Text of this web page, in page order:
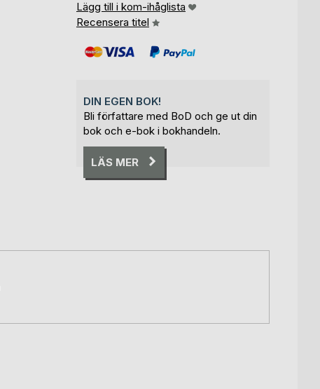
Lägg till i kom-ihåglista
Recensera titel
DIN EGEN BOK!
Bli författare med BoD och ge ut din
bok och e-bok i bokhandeln.
LÄS MER